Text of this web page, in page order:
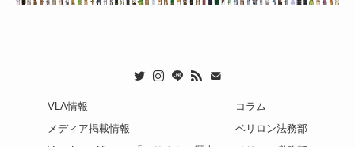
VLA情報
メディア掲載情報
コラム
ベリロン法務部